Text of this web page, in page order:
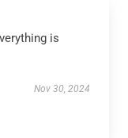
is
Nov 30, 2024